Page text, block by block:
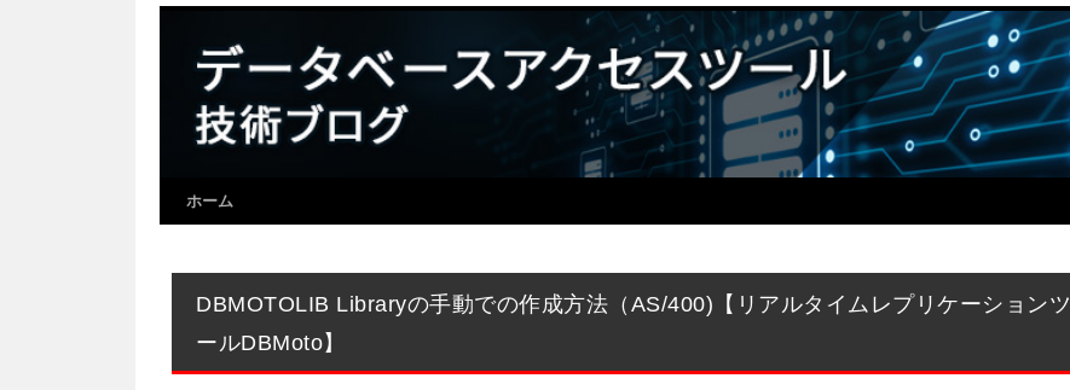
ホーム
DBMOTOLIB Libraryの手動での作成方法（AS/400)【リアルタイムレプリケーションツ
ールDBMoto】